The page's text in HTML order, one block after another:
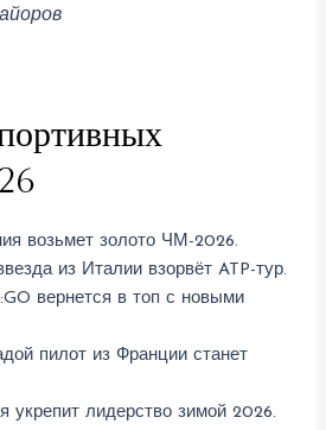
возьмет золото ЧМ-2026.
из Италии взорвёт ATP-тур.
вернется в топ с новыми
пилот из Франции станет
укрепит лидерство зимой 2026.